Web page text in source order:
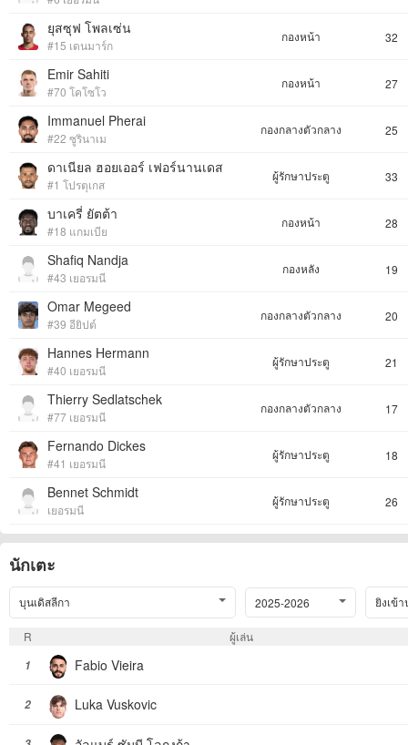
ยุสซุฟ โพลเซ่น
#15 เดนมาร์ก
กองหน้า 32
Emir Sahiti
#70 โคโซโว
กองหน้า 27
Immanuel Pherai
#22 ซูรินาเม
กองกลางตัวกลาง 25
ดาเนียล ฮอยเออร์ เฟอร์นานเดส
#1 โปรตุเกส
ผู้รักษาประตู 33
บาเครี่ ยัตต้า
#18 แกมเบีย
กองหน้า 28
Shafiq Nandja
#43 เยอรมนี
กองหลัง 19
Omar Megeed
#39 อียิปต์
กองกลางตัวกลาง 20
Hannes Hermann
#40 เยอรมนี
ผู้รักษาประตู 21
Thierry Sedlatschek
#77 เยอรมนี
กองกลางตัวกลาง 17
Fernando Dickes
#41 เยอรมนี
ผู้รักษาประตู 18
Bennet Schmidt
เยอรมนี
ผู้รักษาประตู 26
นักเตะ
บุนเดิสลีกา 2025-2026 ยิงเข้
R
ผู้เล่น
1
Fabio Vieira
2 Luka Vuskovic